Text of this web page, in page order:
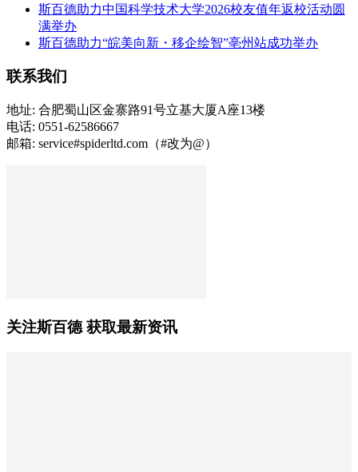
斯百德助力中国科学技术大学2026校友值年返校活动圆
满举办
斯百德助力“皖美向新・移企绘智”亳州站成功举办
联系我们
地址: 合肥蜀山区金寨路91号立基大厦A座13楼
电话: 0551-62586667
邮箱: service#spiderltd.com（#改为@）
关注斯百德 获取最新资讯